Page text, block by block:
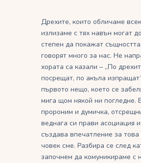
Дрехите, които обличаме
излизаме с тях навън могат
степен да покажат
говорят много за нас. Не
хората са казали – „По
посрещат, по акъла
първото нещо, което се
мига щом някой ни погледне.
пророним и думичка,
веднага си прави асоциация
създава впечатление за това
човек сме. Разбира се след
започнем да комуникираме с